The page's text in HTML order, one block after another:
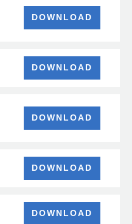
DOWNLOAD
DOWNLOAD
DOWNLOAD
DOWNLOAD
DOWNLOAD